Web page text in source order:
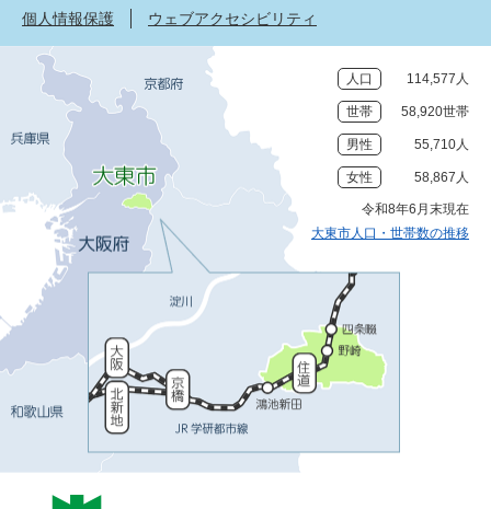
個人情報保護
ウェブアクセシビリティ
人口 114,577人
世帯 58,920世帯
男性 55,710人
女性 58,867人
令和8年6月末現在
大東市人口・世帯数の推移